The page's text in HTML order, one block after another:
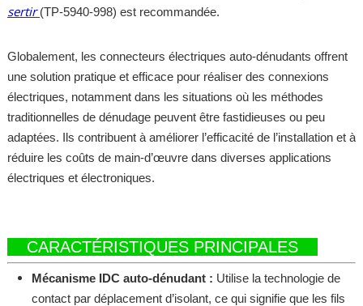
sertir(TP-5940-998) est recommandée.
Globalement, les connecteurs électriques auto-dénudants offrent
une solution pratique et efficace pour réaliser des connexions
électriques, notamment dans les situations où les méthodes
traditionnelles de dénudage peuvent être fastidieuses ou peu
adaptées. Ils contribuent à améliorer l’efficacité de l’installation et à
réduire les coûts de main-d’œuvre dans diverses applications
électriques et électroniques.
CARACTÉRISTIQUES PRINCIPALES
Mécanisme IDC auto-dénudant : Utilise la technologie de
contact par déplacement d’isolant, ce qui signifie que les fils